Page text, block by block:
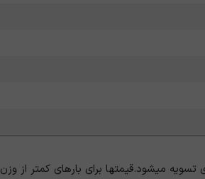
برای بارهای کمتر از وزن ۵۰۰کیلو متغیر میباشد وتعغیر میکند